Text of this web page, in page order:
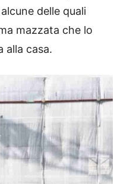
delle quali
mazzata che lo
alla casa.